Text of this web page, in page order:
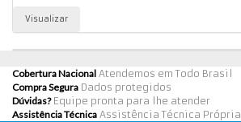
Visualizar
Cobertura Nacional Atendemos em Todo Brasil
Compra Segura Dados protegidos
Dúvidas? Equipe pronta para lhe atender
Assistência Técnica Assistência Técnica Própria